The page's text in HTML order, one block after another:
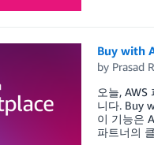
Buy with
by Prasad
오늘,
니다. Buy
이 기능은
파트너의